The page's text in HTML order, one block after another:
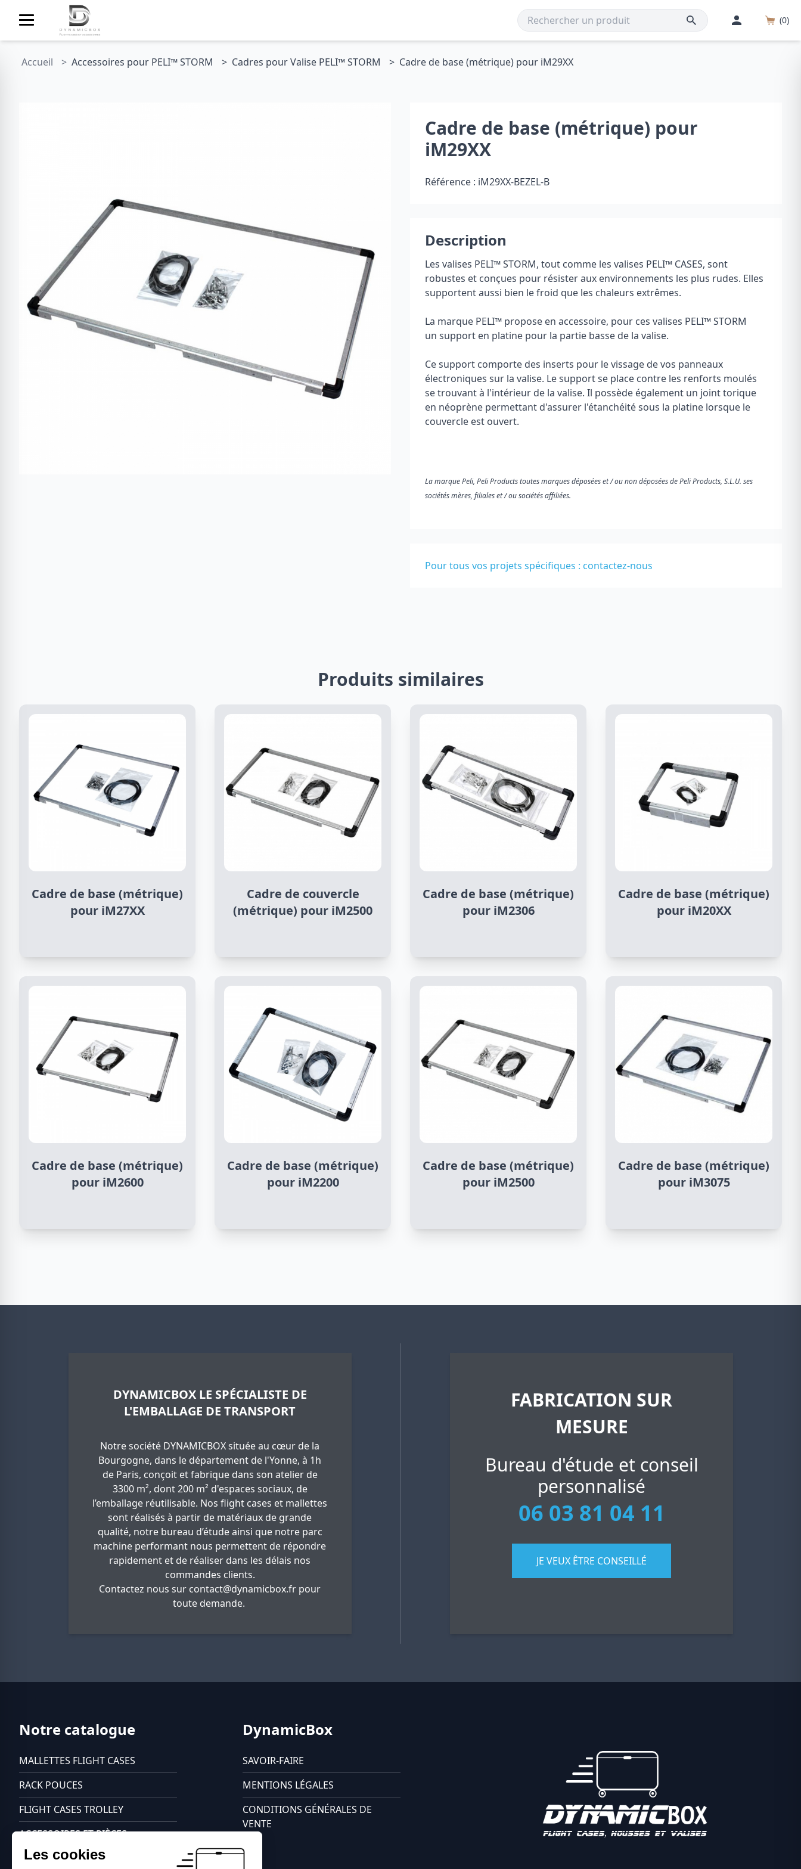
(0)
Accueil Accessoires pour PELI™ STORM Cadres pour Valise PELI™ STORM Cadre de base (métrique) pour iM29XX
Cadre de base (métrique) pour
iM29XX
Référence : iM29XX-BEZEL-B
Description
Les valises PELI™STORM, tout comme les valises PELI™ CASES, sont
robustes et conçues pour résister aux environnements les plus rudes. Elles
supportent aussi bien le froid que les chaleurs extrêmes.
La marque PELI™ propose en accessoire, pour ces valises PELI™ STORM
un support en platine pour la partie basse de la valise.
Ce support comporte des inserts pour le vissage de vos panneaux
électroniques sur la valise. Le support se place contre les renforts moulés
se trouvant à l'intérieur de la valise. Il possède également un joint torique
en néoprène permettant d'assurer l'étanchéité sous la platine lorsque le
couvercle est ouvert.
La marque Peli, Peli Products toutes marques déposées et / ou non déposées de Peli Products, S.L.U. ses
sociétés mères, filiales et / ou sociétés affiliées.
Pour tous vos projets spécifiques : contactez-nous
Produits similaires
Cadre de base (métrique)
pour iM27XX
Cadre de couvercle
(métrique) pour iM2500
Cadre de base (métrique)
pour iM2306
Cadre de base (métrique)
pour iM20XX
Cadre de base (métrique)
pour iM2600
Cadre de base (métrique)
pour iM2200
Cadre de base (métrique)
pour iM2500
Cadre de base (métrique)
pour iM3075
DYNAMICBOX LE SPÉCIALISTE DE
L'EMBALLAGE DE TRANSPORT
Notre société DYNAMICBOX située au cœur de la
Bourgogne, dans le département de l'Yonne, à 1h
de Paris, conçoit et fabrique dans son atelier de
3300 m², dont 200 m² d'espaces sociaux, de
l’emballage réutilisable. Nos flight cases et mallettes
sont réalisés à partir de matériaux de grande
qualité, notre bureau d’étude ainsi que notre parc
machine performant nous permettent de répondre
rapidement et de réaliser dans les délais nos
commandes clients.
Contactez nous sur contact@dynamicbox.fr pour
toute demande.
FABRICATION SUR
MESURE
Bureau d'étude et conseil
personnalisé
06 03 81 04 11
JE VEUX ÊTRE CONSEILLÉ
Notre catalogue
MALLETTES FLIGHT CASES
RACK POUCES
FLIGHT CASES TROLLEY
ACCESSOIRES ET PIÈCES
DÉTACHÉES
DynamicBox
SAVOIR-FAIRE
MENTIONS LÉGALES
CONDITIONS GÉNÉRALES DE
VENTE
Les cookies